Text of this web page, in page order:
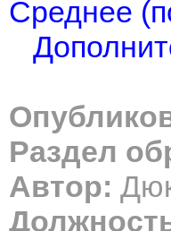
Среднее
Раздел
Автор: